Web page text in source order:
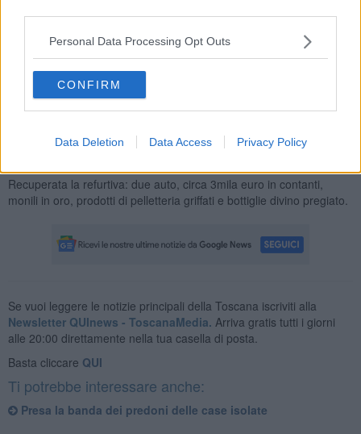
Personal Data Processing Opt Outs
CONFIRM
Data Deletion Data Access Privacy Policy
Fiesole, Dicomano, Vicchio, Bagno a Ripoli e Borgo San
Lorenzo.
A marzo la banda avrebbe messo a segno altri colpi nei comuni di
Montescudaio, Terricciola in provincia di Pisa e a Collesalvetti
Recuperata la refurtiva: due auto, circa 3mila euro in contanti,
monili in oro, prodotti di pelletteria griffati e bottiglie divino pregiato.
Se vuoi leggere le notizie principali della Toscana iscriviti alla
Newsletter QUInews - ToscanaMedia. Arriva gratis tutti i giorni
alle 20:00 direttamente nella tua casella di posta.
Basta cliccare QUI
Ti potrebbe interessare anche:
Presa la banda dei predoni delle case isolate